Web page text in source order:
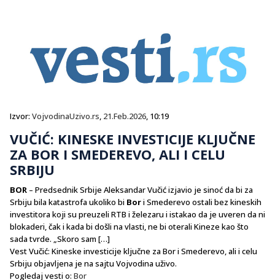
Izvor: VojvodinaUzivo.rs, 21.Feb.2026, 10:19
VUČIĆ: KINESKE INVESTICIJE KLJUČNE
ZA BOR I SMEDEREVO, ALI I CELU
SRBIJU
BOR – Predsednik Srbije Aleksandar Vučić izjavio je sinoć da bi za
Srbiju bila katastrofa ukoliko bi Bori Smederevo ostali bez kineskih
investitora koji su preuzeli RTB i železaru i istakao da je uveren da ni
blokaderi, čak i kada bi došli na vlasti, ne bi oterali Kineze kao što
sada tvrde. „Skoro sam […]
Vest Vučić: Kineske investicije ključne za Bor i Smederevo, ali i celu
Srbiju objavljena je na sajtu Vojvodina uživo.
Pogledaj vesti o: Bor